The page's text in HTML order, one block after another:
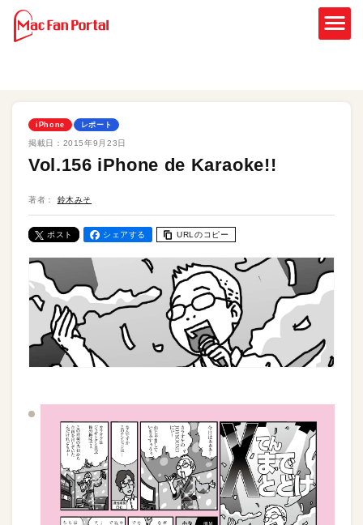
iPhone レポート
掲載日： 2015年9月23日
Vol.156 iPhone de Karaoke!!
著者： 鈴木みそ
ポスト シェアする URLのコピー